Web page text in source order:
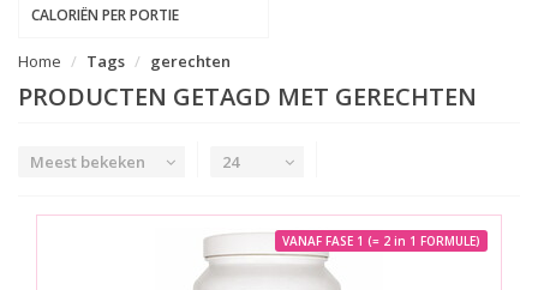
CALORIËN PER PORTIE
Home Tags gerechten
PRODUCTEN GETAGD MET GERECHTEN
Meest bekeken 24
VANAF FASE 1 (= 2 in 1 FORMULE)